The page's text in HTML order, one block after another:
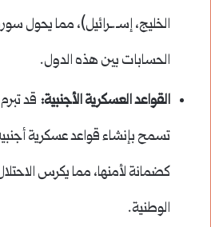
الخليج، إسـ.ـرائيل)، مما يحول
الحسابات بين هذه الدول.
القواعد العسكرية الأجنبية: قد
تسمح بإنشاء قواعد عسكرية
كضمانة لأمنها، مما يكرس
الوطنية.